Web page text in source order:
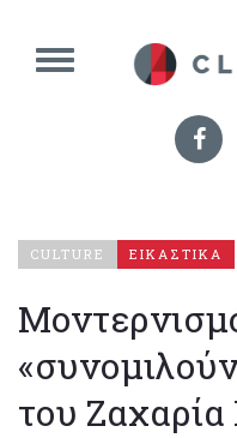
CULTURE ΕΙΚΑΣΤΙΚΑ
του